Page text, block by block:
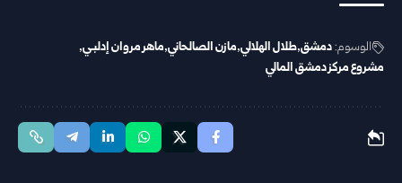
الوسوم:دمشق طلال الهلالي مازن الصالحاني ماهر مروان إدلبـي
مشروع مركز دمشق المالي